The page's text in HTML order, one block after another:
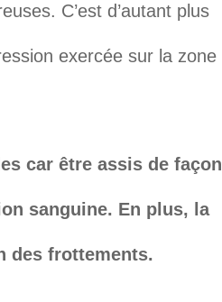
C’est d’autant plus
exercée sur la zone
car être assis de façon
sanguine. En plus, la
des frottements.